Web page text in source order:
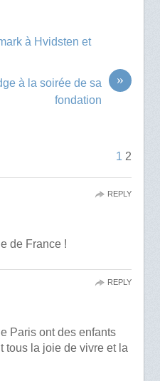
à Hvidsten et
»
à la soirée de sa
fondation
1 2
de France !
REPLY
Paris ont des enfants
tous la joie de vivre et la
REPLY